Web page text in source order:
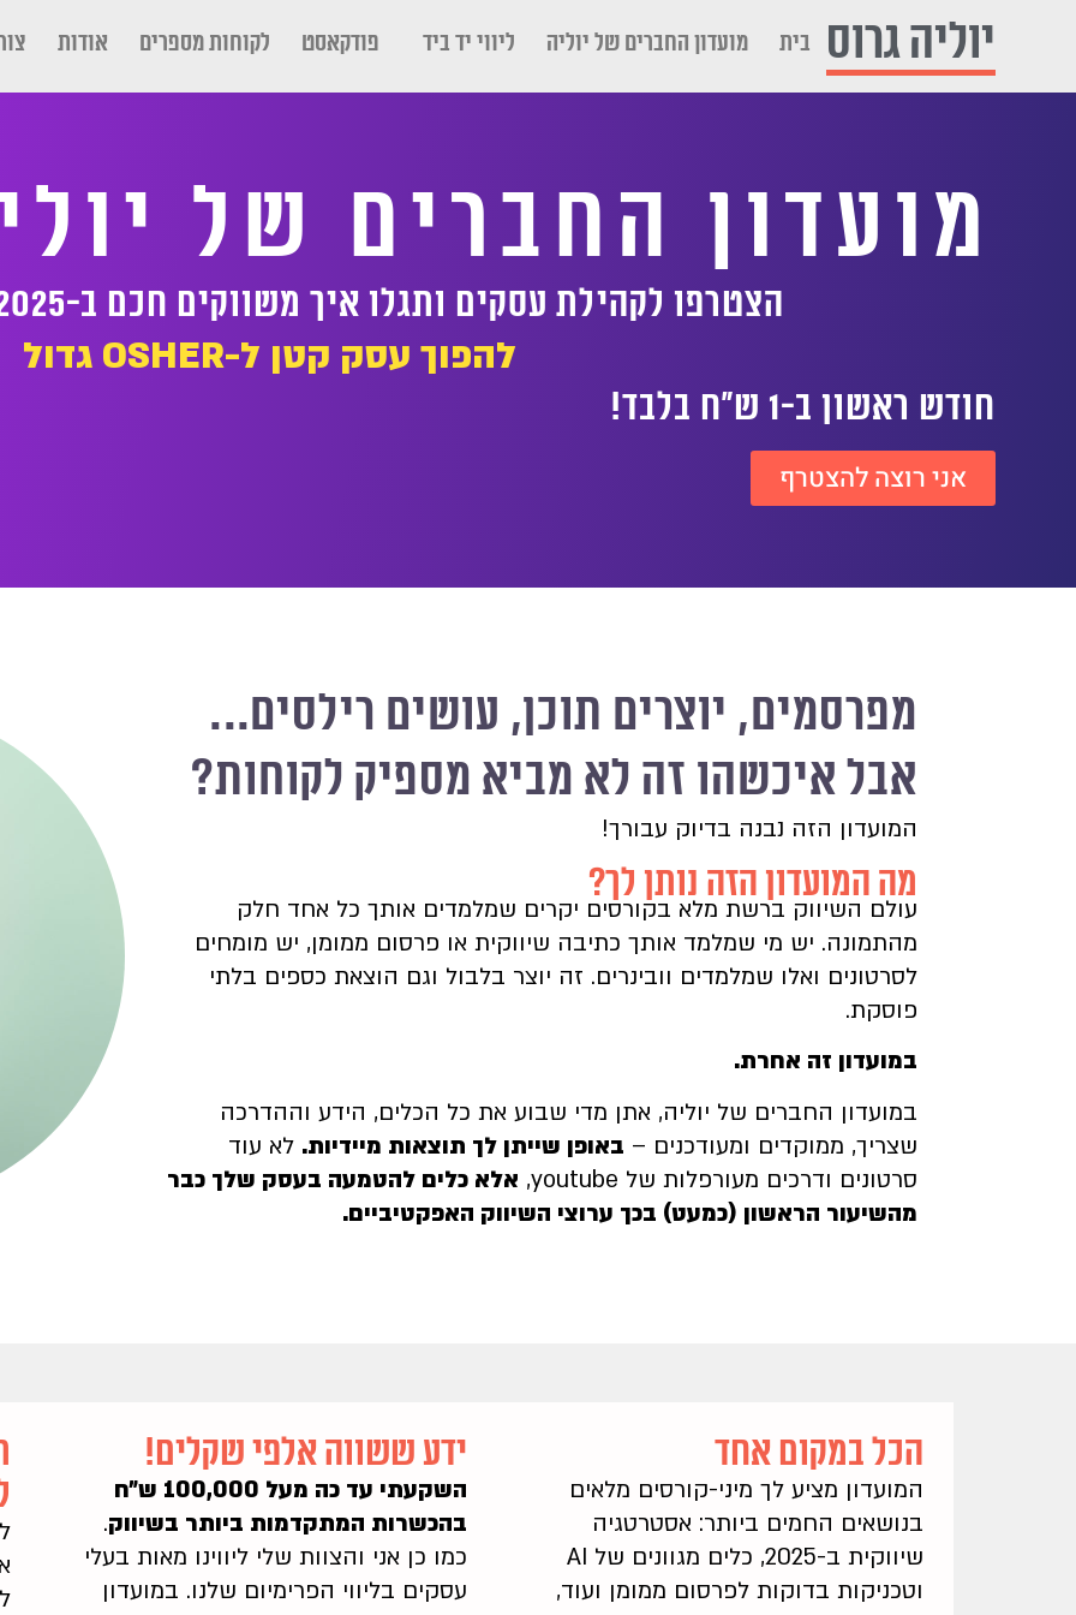
יוליה גרוס בית מועדון החברים של יוליה ליווי יד ביד פודקאסט לקוחות מספרים אודות
מועדון החברים של
הצטרפו לקהילת עסקים ותגלו איך משווקים חכם ב-2025 ומביאים לקוחות
להפוך עסק קטן ל-OSHER גדול
חודש ראשון ב-1 ש"ח בלבד!
אני רוצה להצטרף
מפרסמים, יוצרים תוכן, עושים רילסים...
אבל איכשהו זה לא מביא מספיק לקוחות?
המועדון הזה נבנה בדיוק עבורך!
מה המועדון הזה נותן לך?
עולם השיווק ברשת מלא בקורסים יקרים שמלמדים אותך כל אחד חלק
מהתמונה. יש מי שמלמד אותך כתיבה שיווקית או פרסום ממומן, יש מומחים
לסרטונים ואלו שמלמדים וובינרים. זה יוצר בלבול וגם הוצאת כספים בלתי
פוסקת.
במועדון זה אחרת.
במועדון החברים של יוליה, אתן מדי שבוע את כל הכלים, הידע וההדרכה
שצריך, ממוקדים ומעודכנים – באופן שייתן לך תוצאות מיידיות. לא עוד
סרטונים ודרכים מעורפלות של youtube,
אלא כלים להטמעה בעסק שלך כבר
מהשיעור הראשון (כמעט) בכך ערוצי השיווק האפקטיביים.
הכל במקום אחד
המועדון מציע לך מיני-קורסים מלאים
בנושאים החמים ביותר: אסטרטגיה
שיווקית ב-2025, כלים מגוונים של AI
וטכניקות בדוקות לפרסום ממומן ועוד,
ידע ששווה אלפי שקלים!
השקעתי עד כה מעל 100,000 ש״ח
בהכשרות המתקדמות ביותר בשיווק.
כמו כן אני והצוות שלי ליווינו מאות בעלי
עסקים בליווי הפרימיום שלנו. במועדון